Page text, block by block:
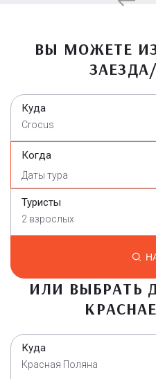
ВЫ МОЖЕТЕ
Куда
Crocus
Когда
Туристы
2 взрослых
ИЛИ ВЫБРАТЬ
Куда
Красная Поляна